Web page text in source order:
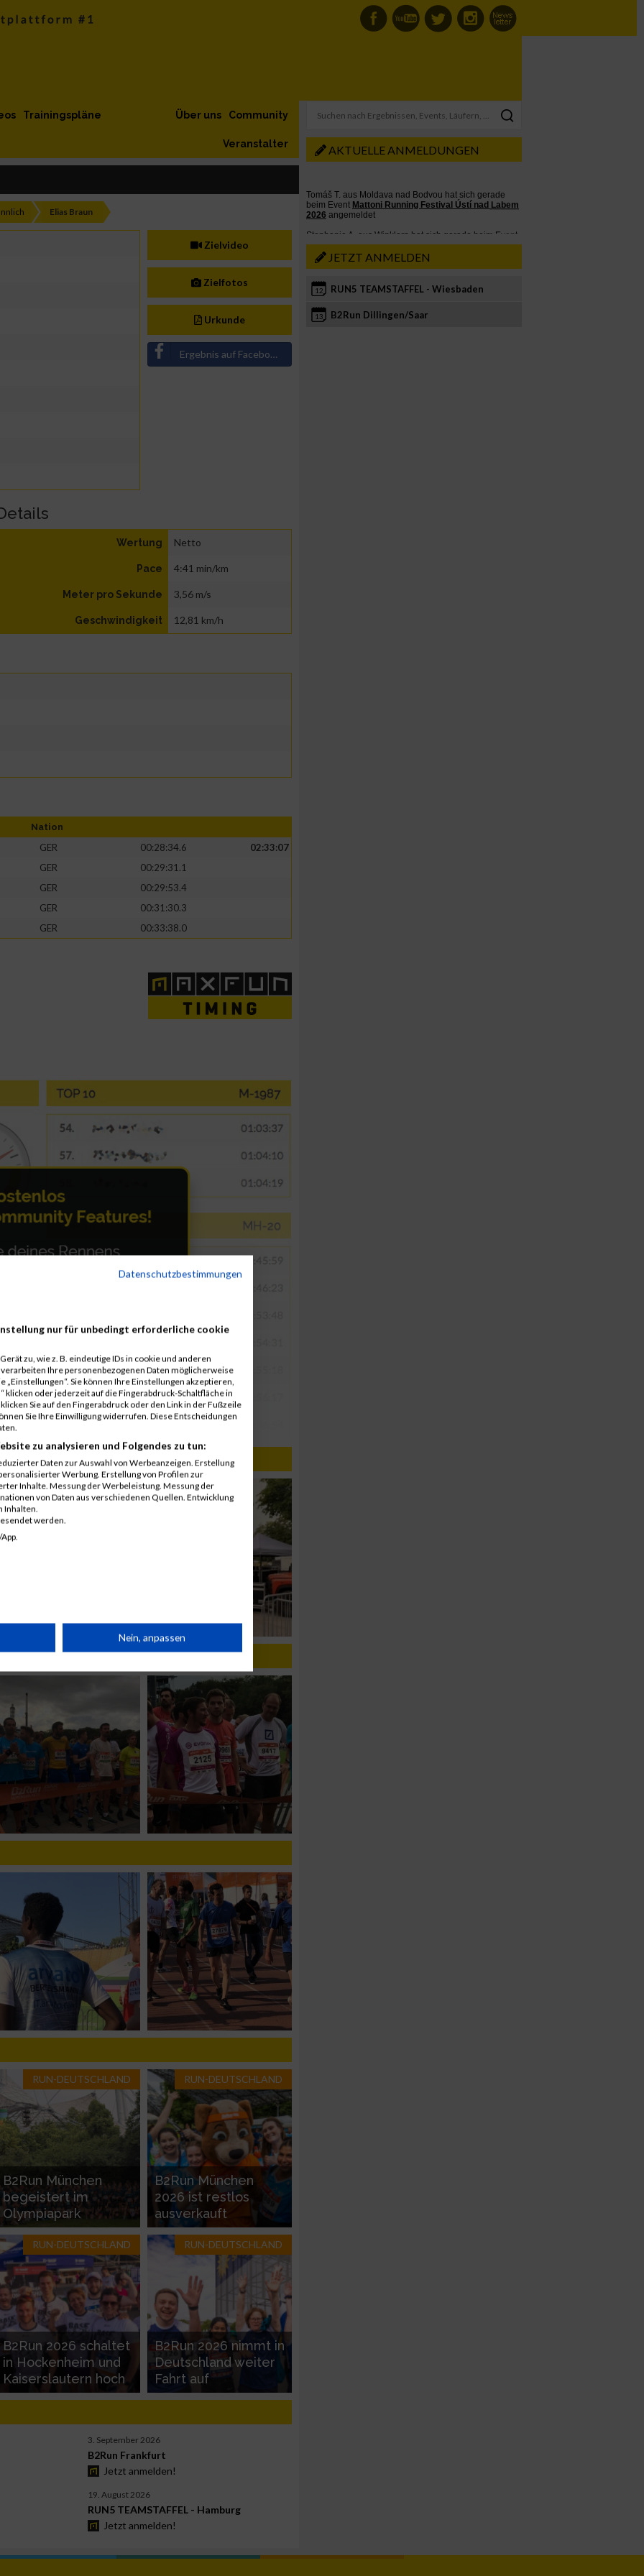
Trainingspläne Community
Über uns
Veranstalter
Elias Braun
Zielvideo
Zielfotos
Urkunde
Ergebnis auf Facebook teilen
Wertung Netto
Pace 4:41 min/km
Meter pro Sekunde 3,56 m/s
Geschwindigkeit 12,81 km/h
Nation
GER 00:28:34.6
02:33:07
GER
00:29:31.1
GER
00:29:53.4
GER
00:31:30.3
GER 00:33:38.0
RUN-DEUTSCHLAND
B2Run München
begeistert im
Olympiapark
RUN-DEUTSCHLAND
B2Run München
2026 ist restlos
ausverkauft
RUN-DEUTSCHLAND
B2Run 2026 schaltet
in Hockenheim und
Kaiserslautern hoch
RUN-DEUTSCHLAND
B2Run 2026 nimmt in
Deutschland weiter
Fahrt auf
3. September 2026
B2Run Frankfurt
Jetzt anmelden!
19. August 2026
RUN5 TEAMSTAFFEL - Hamburg
Jetzt anmelden!
AKTUELLE ANMELDUNGEN
JETZT ANMELDEN
12 RUN5 TEAMSTAFFEL - Wiesbaden
13 B2Run Dillingen/Saar
Datenschutzbestimmungen
nur für unbedingt erforderliche cookie
zu, wie z. B. eindeutige IDs in cookie und anderen
Ihre personenbezogenen Daten möglicherweise
Sie können Ihre Einstellungen akzeptieren,
klicken oder jederzeit auf die Fingerabdruck-Schaltfläche in
Sie auf den Fingerabdruck oder den Link in der Fußzeile
Sie Ihre Einwilligung widerrufen. Diese Entscheidungen
zu analysieren und Folgendes zu tun:
Daten zur Auswahl von Werbeanzeigen. Erstellung
Werbung. Erstellung von Profilen zur
Inhalte. Messung der Werbeleistung. Messung der
von Daten aus verschiedenen Quellen. Entwicklung
Inhalten.
werden.
Daten aus
Nein, anpassen